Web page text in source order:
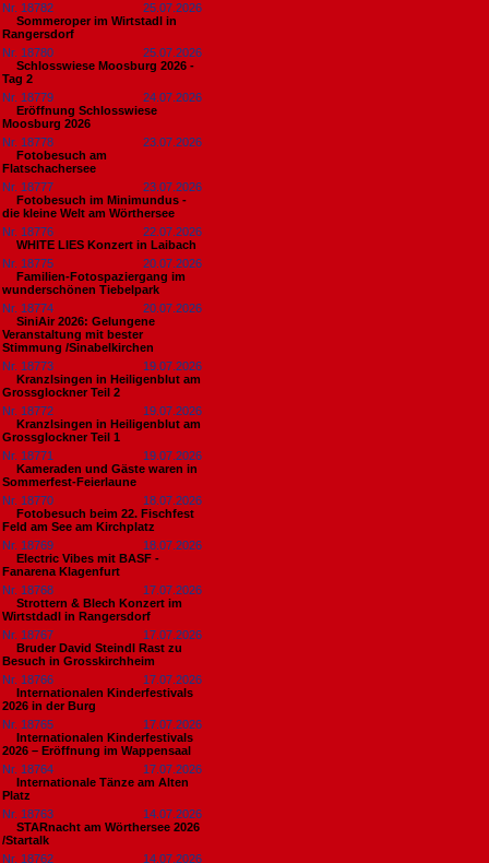
Nr. 18782
25.07.2026
Sommeroper im Wirtstadl in
Rangersdorf
Nr. 18780
25.07.2026
Schlosswiese Moosburg 2026 -
Tag 2
Nr. 18779
24.07.2026
Eröffnung Schlosswiese
Moosburg 2026
Nr. 18778
23.07.2026
Fotobesuch am
Flatschachersee
Nr. 18777
23.07.2026
Fotobesuch im Minimundus -
die kleine Welt am Wörthersee
Nr. 18776
22.07.2026
WHITE LIES Konzert in Laibach
Nr. 18775
20.07.2026
Familien-Fotospaziergang im
wunderschönen Tiebelpark
Nr. 18774
20.07.2026
SiniAir 2026: Gelungene
Veranstaltung mit bester
Stimmung /Sinabelkirchen
Nr. 18773
19.07.2026
Kranzlsingen in Heiligenblut am
Grossglockner Teil 2
Nr. 18772
19.07.2026
Kranzlsingen in Heiligenblut am
Grossglockner Teil 1
Nr. 18771
19.07.2026
Kameraden und Gäste waren in
Sommerfest-Feierlaune
Nr. 18770
18.07.2026
Fotobesuch beim 22. Fischfest
Feld am See am Kirchplatz
Nr. 18769
18.07.2026
Electric Vibes mit BASF -
Fanarena Klagenfurt
Nr. 18768
17.07.2026
Strottern & Blech Konzert im
Wirtstdadl in Rangersdorf
Nr. 18767
17.07.2026
Bruder David Steindl Rast zu
Besuch in Grosskirchheim
Nr. 18766
17.07.2026
Internationalen Kinderfestivals
2026 in der Burg
Nr. 18765
17.07.2026
Internationalen Kinderfestivals
2026 – Eröffnung im Wappensaal
Nr. 18764
17.07.2026
Internationale Tänze am Alten
Platz
Nr. 18763
14.07.2026
STARnacht am Wörthersee 2026
/Startalk
Nr. 18762
14.07.2026